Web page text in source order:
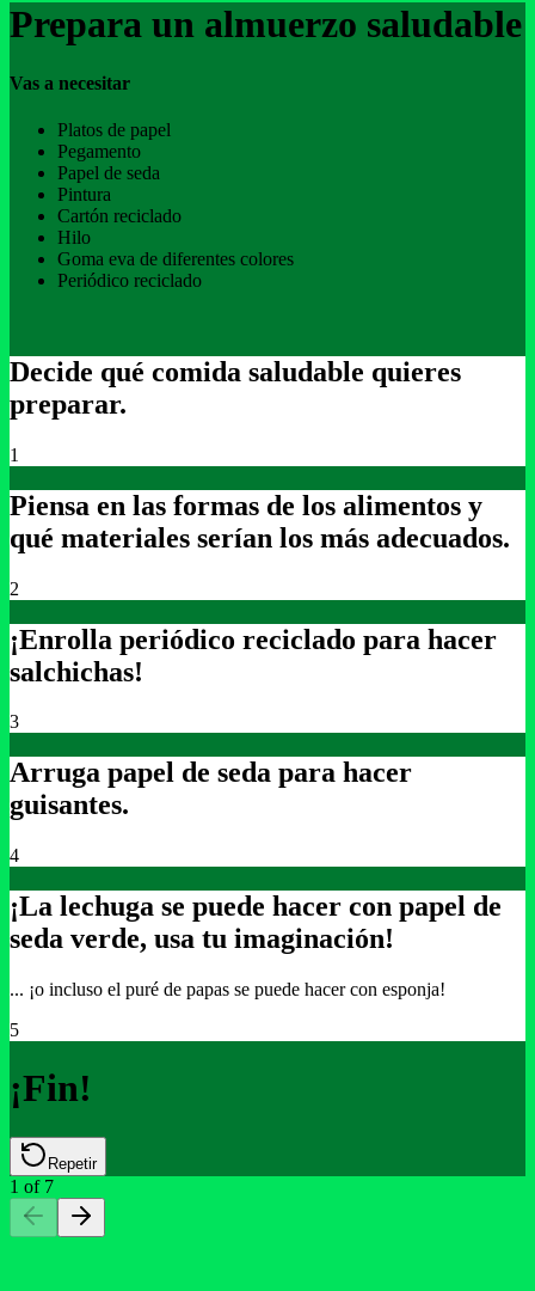
Prepara un almuerzo saludable
Vas a necesitar
Platos de papel
Pegamento
Papel de seda
Pintura
Cartón reciclado
Hilo
Goma eva de diferentes colores
Periódico reciclado
Decide qué comida saludable quieres
preparar.
1
Piensa en las formas de los alimentos y
qué materiales serían los más adecuados.
2
¡Enrolla periódico reciclado para hacer
salchichas!
3
Arruga papel de seda para hacer
guisantes.
4
¡La lechuga se puede hacer con papel de
seda verde, usa tu imaginación!
... ¡o incluso el puré de papas se puede hacer con esponja!
5
¡Fin!
Repetir
1 of 7